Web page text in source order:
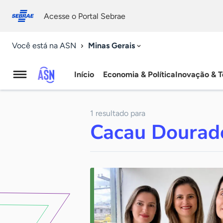
conosco
Acesse o Portal Sebrae
Você está na ASN Minas Gerais
Agência
Notícias
Início Economia & PolíticaInovação &
1 resultado para
Cacau